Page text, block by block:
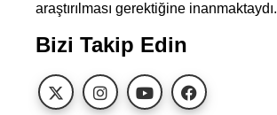
araştırılması gerektiğine inanmaktaydı.
Bizi Takip Edin